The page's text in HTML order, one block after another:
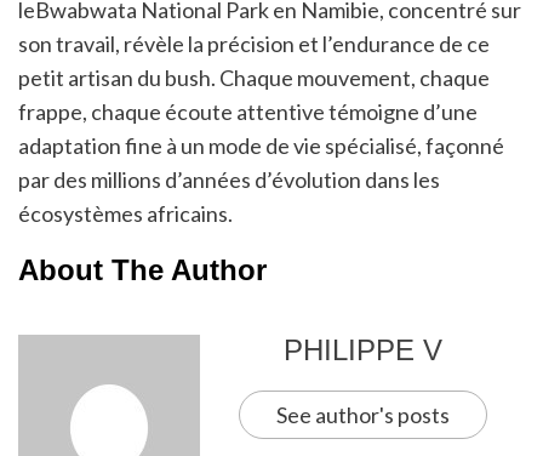
leBwabwata National Park en Namibie, concentré sur
son travail, révèle la précision et l’endurance de ce
petit artisan du bush. Chaque mouvement, chaque
frappe, chaque écoute attentive témoigne d’une
adaptation fine à un mode de vie spécialisé, façonné
par des millions d’années d’évolution dans les
écosystèmes africains.
About The Author
PHILIPPE V
See author's posts